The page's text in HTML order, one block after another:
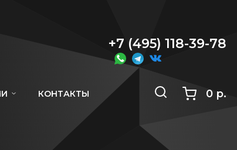
+7 (495) 118-39-78
КОНТАКТЫ 0 р.